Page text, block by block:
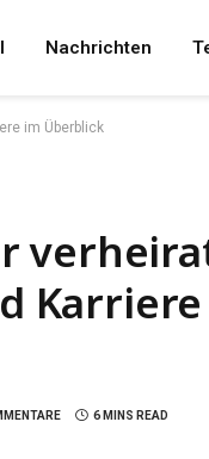
Nachrichten
im Überblick
6 MINS READ